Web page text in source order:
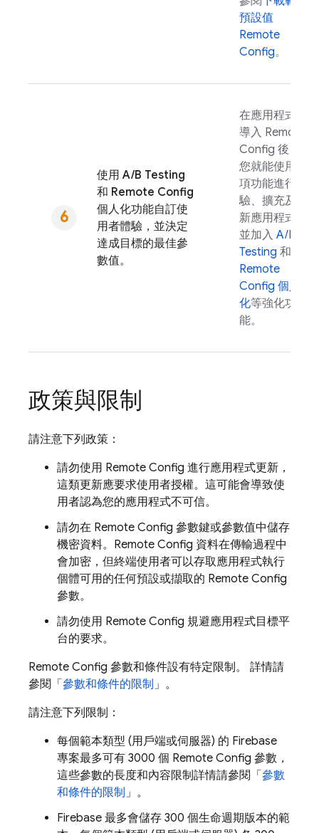
預設值
Remote
Config。
使用 A/B Testing
和 Remote Config
個人化功能自訂使
用者體驗，並決定
達成目標的最佳參
數值。
在應用程式中
導入 Remote
Config 後，
您就能使用這
項功能進行實
驗、擴充及更
新應用程式，
並加入 A/B
Testing 和
Remote
Config 個人
化等強化功
能。
政策與限制
請注意下列政策：
請勿使用 Remote Config 進行應用程式更新，
這類更新應要求使用者授權。這可能會導致使
用者認為您的應用程式不可信。
請勿在 Remote Config 參數鍵或參數值中儲存
機密資料。 Remote Config 資料在傳輸過程中
會加密，但終端使用者可以存取應用程式執行
個體可用的任何預設或擷取的 Remote Config
參數。
請勿使用 Remote Config 規避應用程式目標平
台的要求。
Remote Config 參數和條件設有特定限制。 詳情請
參閱「 參數和條件的限制 」。
請注意下列限制：
每個範本類型 (用戶端或伺服器) 的 Firebase
專案最多可有 3000 個 Remote Config 參數，
這些參數的長度和內容限制詳情請參閱「 參數
和條件的限制 」。
Firebase 最多會儲存 300 個生命週期版本的範